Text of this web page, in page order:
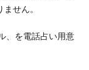
せん。
、を電話占い用意